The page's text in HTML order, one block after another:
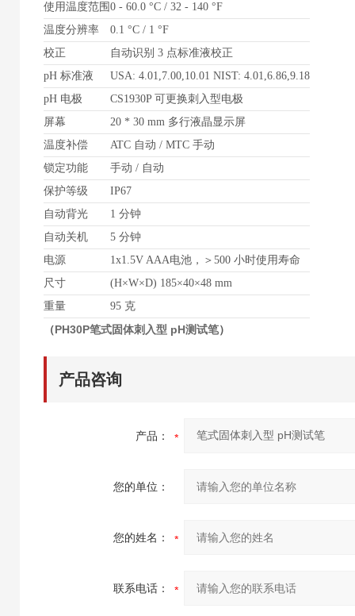
使用温度范围 0 - 60.0 °C / 32 - 140 °F
温度分辨率
0.1 °C / 1 °F
校正
自动识别 3 点标准液校正
pH 标准液
USA: 4.01,7.00,10.01 NIST: 4.01,6.86,9.18
pH 电极
CS1930P 可更换刺入型电极
屏幕
20 * 30 mm 多行液晶显示屏
温度补偿
ATC 自动 / MTC 手动
锁定功能
手动 / 自动
保护等级
IP67
自动背光
1 分钟
自动关机
5 分钟
电源
1x1.5V AAA电池，＞500 小时使用寿命
尺寸
(H×W×D) 185×40×48 mm
重量
95 克
（PH30P笔式固体刺入型 pH测试笔）
产品咨询
产品：
您的单位：
您的姓名：
联系电话：